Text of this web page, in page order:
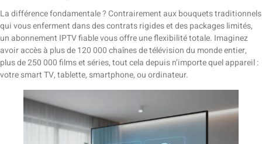
La différence fondamentale ? Contrairement aux bouquets traditionnels
qui vous enferment dans des contrats rigides et des packages limités,
un abonnement IPTV fiable vous offre une flexibilité totale. Imaginez
avoir accès à plus de 120 000 chaînes de télévision du monde entier,
plus de 250 000 films et séries, tout cela depuis n’importe quel appareil :
votre smart TV, tablette, smartphone, ou ordinateur.